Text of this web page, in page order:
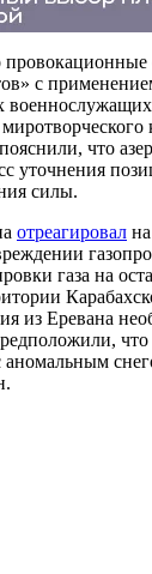
провокационные
с
что
уточнения
силы.
отреагировал
газа на
из Еревана
что
аномальным